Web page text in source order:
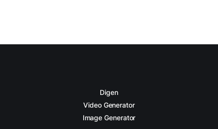
Digen
Video Generator
Image Generator